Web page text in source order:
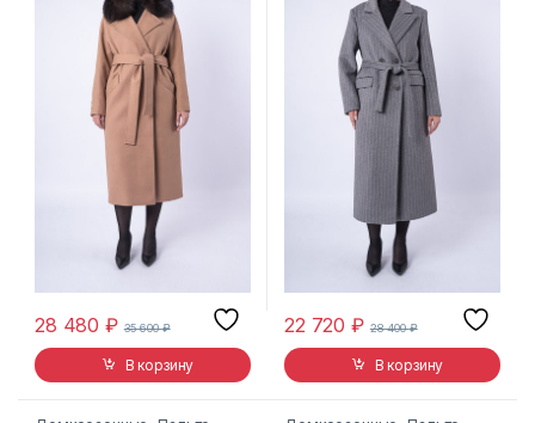
28 480₽ 35 600₽
В корзину
22 720₽ 28 400₽
В корзину